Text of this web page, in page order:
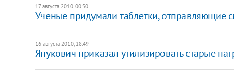
17 августа 2010, 00:50
Ученые придумали таблетки, отправляющие
16 августа 2010, 18:49
Янукович приказал утилизировать старые